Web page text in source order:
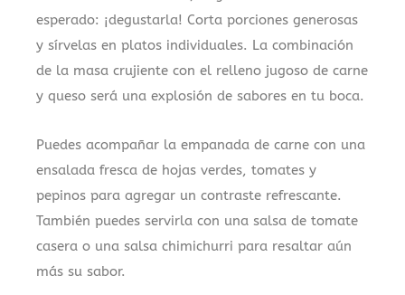
esperado: ¡degustarla! Corta porciones generosas
y sírvelas en platos individuales. La combinación
de la masa crujiente con el relleno jugoso de carne
y queso será una explosión de sabores en tu boca.
Puedes acompañar la empanada de carne con una
ensalada fresca de hojas verdes, tomates y
pepinos para agregar un contraste refrescante.
También puedes servirla con una salsa de tomate
casera o una salsa chimichurri para resaltar aún
más su sabor.